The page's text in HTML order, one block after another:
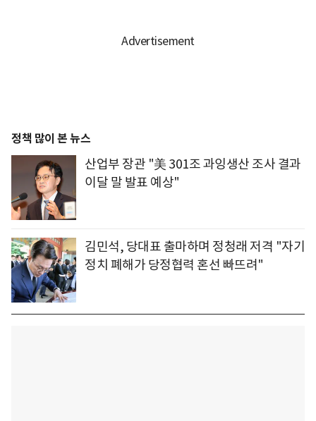
정책 많이 본 뉴스
산업부 장관 "美 301조 과잉생산 조사 결과
이달 말 발표 예상"
김민석, 당대표 출마하며 정청래 저격 "자기
정치 폐해가 당정협력 혼선 빠뜨려"